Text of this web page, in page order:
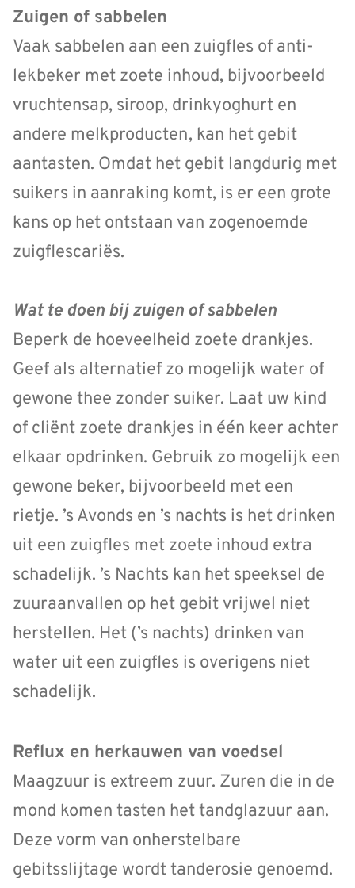
Zuigen of sabbelen
Vaak sabbelen aan een zuigfles of anti-
lekbeker met zoete inhoud, bijvoorbeeld
vruchtensap, siroop, drinkyoghurt en
andere melkproducten, kan het gebit
aantasten. Omdat het gebit langdurig met
suikers in aanraking komt, is er een grote
kans op het ontstaan van zogenoemde
zuigflescariës.
Wat te doen bij zuigen of sabbelen
Beperk de hoeveelheid zoete drankjes.
Geef als alternatief zo mogelijk water of
gewone thee zonder suiker. Laat uw kind
of cliënt zoete drankjes in één keer achter
elkaar opdrinken. Gebruik zo mogelijk een
gewone beker, bijvoorbeeld met een
rietje. ’s Avonds en ’s nachts is het drinken
uit een zuigfles met zoete inhoud extra
schadelijk. ’s Nachts kan het speeksel de
zuuraanvallen op het gebit vrijwel niet
herstellen. Het (’s nachts) drinken van
water uit een zuigfles is overigens niet
schadelijk.
Reflux en herkauwen van voedsel
Maagzuur is extreem zuur. Zuren die in de
mond komen tasten het tandglazuur aan.
Deze vorm van onherstelbare
gebitsslijtage wordt tanderosie genoemd.